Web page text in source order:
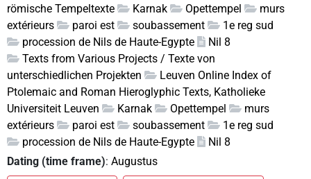
römische Tempeltexte
Karnak Opettempel
murs
extérieurs
paroi est soubassement
1e reg sud
procession de Nils de Haute-Egypte
Nil 8
Texts from Various Projects / Texte von
unterschiedlichen Projekten
Leuven Online Index of
Ptolemaic and Roman Hieroglyphic Texts, Katholieke
Universiteit Leuven
Karnak Opettempel
murs
extérieurs
paroi est soubassement
1e reg sud
procession de Nils de Haute-Egypte
Nil 8
Dating (time frame): Augustus